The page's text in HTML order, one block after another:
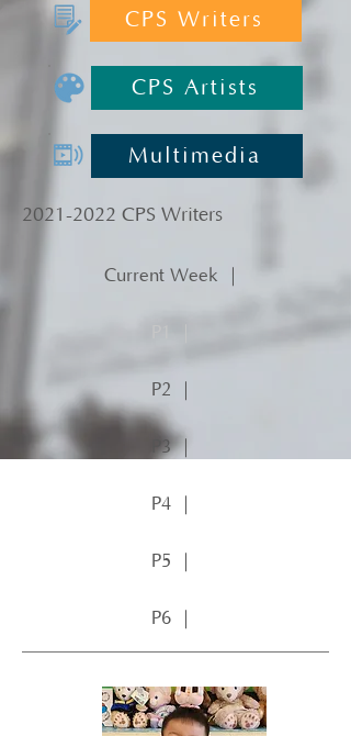
CPS Writers
CPS Artists
Multimedia
2021-2022 CPS Writers
Current Week ｜
P2 ｜
P3 ｜
P4 ｜
P5 ｜
P6 ｜